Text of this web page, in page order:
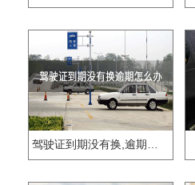
驾驶证到期没有换,逾期怎么办??